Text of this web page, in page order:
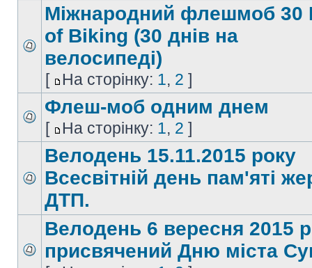
Міжнародний флешмоб 30
of Biking (30 днів на
велосипеді)
[ На сторінку: 1, 2 ]
Флеш-моб одним днем
[ На сторінку: 1, 2 ]
Велодень 15.11.2015 року
Всесвітній день пам'яті
ДТП.
Велодень 6 вересня 2015
присвячений Дню міста